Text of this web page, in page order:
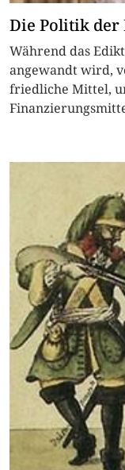
Die Politik der
Während das
angewandt wird,
friedliche Mittel,